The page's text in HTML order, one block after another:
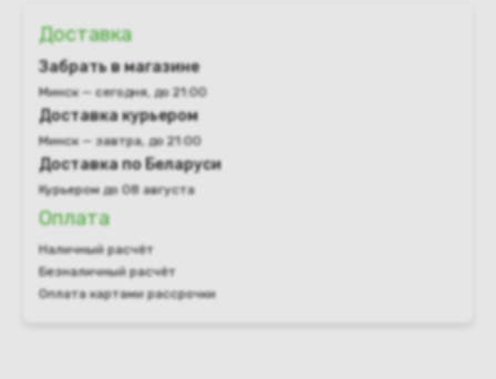
Доставка
Забрать в магазине
Минск — сегодня, до 21:00
Доставка курьером
Минск — завтра, до 21:00
Доставка по Беларуси
Курьером до 08 августа
Оплата
Наличный расчёт
Безналичный расчёт
Оплата картами рассрочки